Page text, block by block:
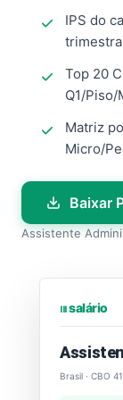
IPS do
Top 20
Q1/
Matriz
Micro/
Baixar
Assistente
⏐⏐⏐ salário
Brasil · CBO